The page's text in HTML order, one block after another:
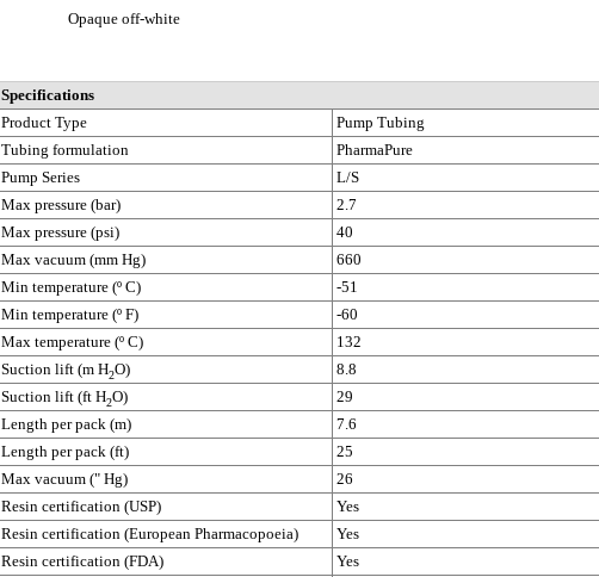
Opaque off-white
Specifications
Product Type
Pump Tubing
Tubing formulation
PharmaPure
Pump Series
L/S
Max pressure (bar)
2.7
Max pressure (psi)
40
Max vacuum (mm Hg)
660
Min temperature (º C)
-51
Min temperature (º F)
-60
Max temperature (º C)
132
Suction lift (m H2O)
8.8
Suction lift (ft H2O)
29
Length per pack (m)
7.6
Length per pack (ft)
25
Max vacuum (" Hg)
26
Resin certification (USP)
Yes
Resin certification (European Pharmacopoeia)
Yes
Resin certification (FDA)
Yes